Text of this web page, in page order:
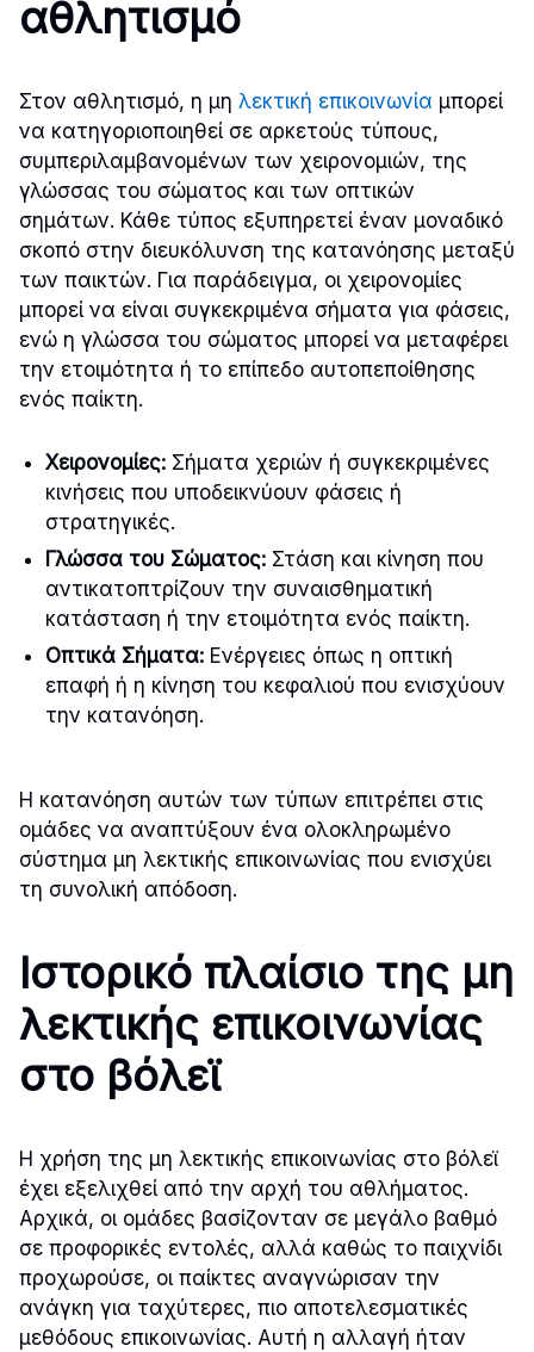
αθλητισμό
Στον αθλητισμό, η μη λεκτική επικοινωνία μπορεί
να κατηγοριοποιηθεί σε αρκετούς τύπους,
συμπεριλαμβανομένων των χειρονομιών, της
γλώσσας του σώματος και των οπτικών
σημάτων. Κάθε τύπος εξυπηρετεί έναν μοναδικό
σκοπό στην διευκόλυνση της κατανόησης μεταξύ
των παικτών. Για παράδειγμα, οι χειρονομίες
μπορεί να είναι συγκεκριμένα σήματα για φάσεις,
ενώ η γλώσσα του σώματος μπορεί να μεταφέρει
την ετοιμότητα ή το επίπεδο αυτοπεποίθησης
ενός παίκτη.
Χειρονομίες: Σήματα χεριών ή συγκεκριμένες
κινήσεις που υποδεικνύουν φάσεις ή
στρατηγικές.
Γλώσσα του Σώματος: Στάση και κίνηση που
αντικατοπτρίζουν την συναισθηματική
κατάσταση ή την ετοιμότητα ενός παίκτη.
Οπτικά Σήματα: Ενέργειες όπως η οπτική
επαφή ή η κίνηση του κεφαλιού που ενισχύουν
την κατανόηση.
Η κατανόηση αυτών των τύπων επιτρέπει στις
ομάδες να αναπτύξουν ένα ολοκληρωμένο
σύστημα μη λεκτικής επικοινωνίας που ενισχύει
τη συνολική απόδοση.
Ιστορικό πλαίσιο της μη
λεκτικής επικοινωνίας
στο βόλεϊ
Η χρήση της μη λεκτικής επικοινωνίας στο βόλεϊ
έχει εξελιχθεί από την αρχή του αθλήματος.
Αρχικά, οι ομάδες βασίζονταν σε μεγάλο βαθμό
σε προφορικές εντολές, αλλά καθώς το παιχνίδι
προχωρούσε, οι παίκτες αναγνώρισαν την
ανάγκη για ταχύτερες, πιο αποτελεσματικές
μεθόδους επικοινωνίας. Αυτή η αλλαγή ήταν